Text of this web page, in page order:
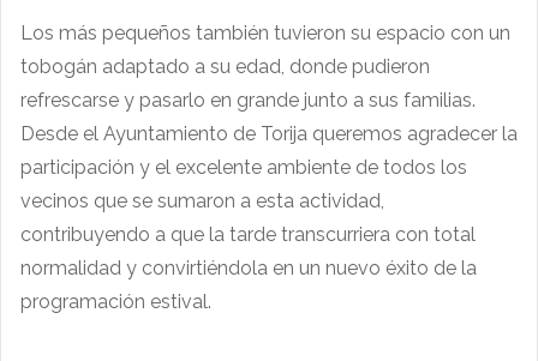
Los más pequeños también tuvieron su espacio con un
tobogán adaptado a su edad, donde pudieron
refrescarse y pasarlo en grande junto a sus familias.
Desde el Ayuntamiento de Torija queremos agradecer la
participación y el excelente ambiente de todos los
vecinos que se sumaron a esta actividad,
contribuyendo a que la tarde transcurriera con total
normalidad y convirtiéndola en un nuevo éxito de la
programación estival.